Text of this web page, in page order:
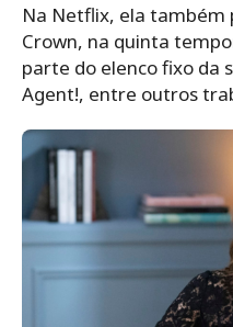
Na Netflix, ela também
Crown, na quinta
parte do elenco fixo da
Agent!, entre outros